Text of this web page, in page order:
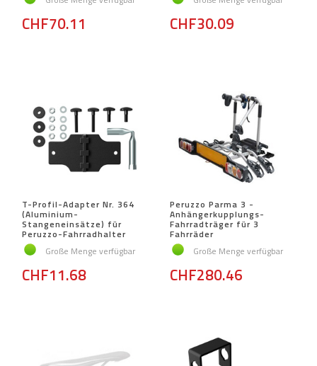
CHF70.11 CHF30.09
T-Profil-Adapter Nr. 364
(Aluminium-
Stangeneinsätze) für
Peruzzo-Fahrradhalter
Große Menge verfügbar
CHF11.68
Peruzzo Parma 3 -
Anhängerkupplungs-
Fahrradträger für 3
Fahrräder
Große Menge verfügbar
CHF280.46